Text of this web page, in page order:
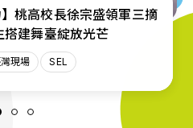
】桃高校長徐宗盛領軍三摘
搭建舞臺綻放光芒
現場 SEL
大專院校通識教育教師交流
」 共創AI與永續未來課堂
現場 AI教育
私奉獻─教育部公布115年
名單
獻獎 臺灣現場